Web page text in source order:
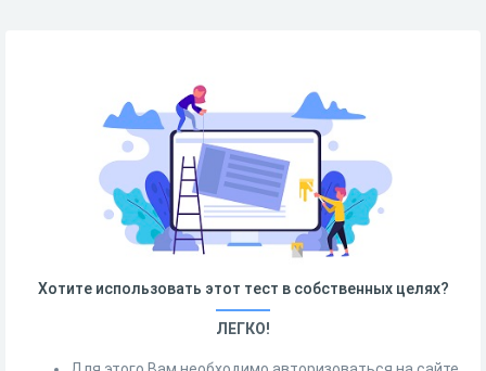
Хотите использовать этот тест в собственных целях?
ЛЕГКО!